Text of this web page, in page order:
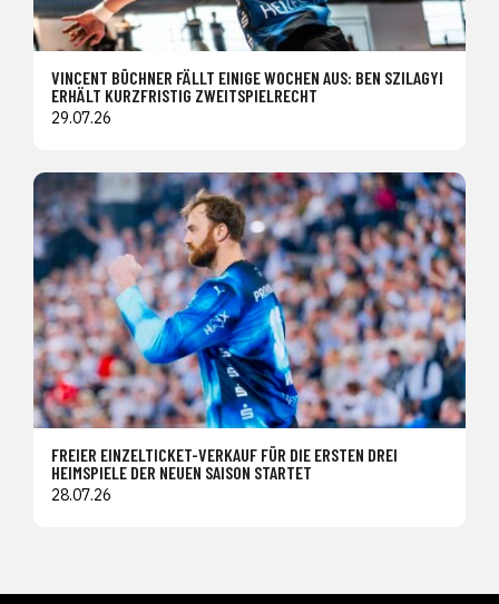
VINCENT BÜCHNER FÄLLT EINIGE WOCHEN AUS: BEN SZILAGYI
ERHÄLT KURZFRISTIG ZWEITSPIELRECHT
29.07.26
FREIER EINZELTICKET-VERKAUF FÜR DIE ERSTEN DREI
HEIMSPIELE DER NEUEN SAISON STARTET
28.07.26